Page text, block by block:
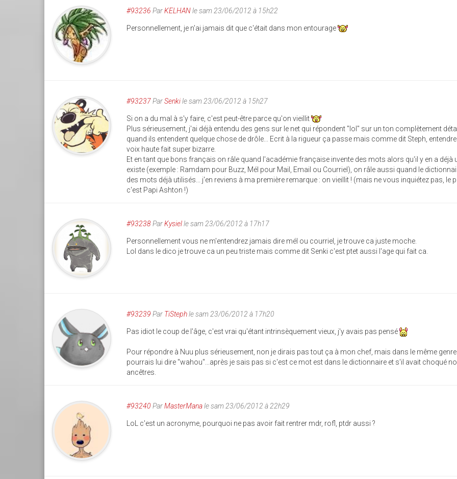
#93236 ParKELHANle sam 23/06/2012 à 15h22
Personnellement, je n'ai jamais dit que c'était dans mon entourage
#93237ParSenkile sam 23/06/2012 à 15h27
Si on a du mal à s'y faire, c'est peut-être parce qu'on vieillit
Plus sérieusement, j'ai déjà entendu des gens sur le net qui répondent "lol" sur un ton complètement
quand ils entendent quelque chose de drôle... Ecrit à la rigueur ça passe mais comme dit Steph,
voix haute fait super bizarre.
Et en tant que bons français on râle quand l'académie française invente des mots alors qu'il y en a déjà
existe (exemple : Ramdam pour Buzz, Mél pour Mail, Email ou Courriel), on râle aussi quand le
des mots déjà utilisés... j'en reviens à ma première remarque : on vieillit ! (mais ne vous inquiétez pas, le
c'est Papi Ashton !)
#93238ParKysielle sam 23/06/2012 à 17h17
Personnellement vous ne m'entendrez jamais dire mél ou courriel, je trouve ca juste moche.
Lol dans le dico je trouve ca un peu triste mais comme dit Senki c'est ptet aussi l'age qui fait ca.
#93239 Par TiStephle sam 23/06/2012 à 17h20
Pas idiot le coup de l'âge, c'est vrai qu'étant intrinsèquement vieux, j'y avais pas pensé
Pour répondre à Nuu plus sérieusement, non je dirais pas tout ça à mon chef, mais dans le même
pourrais lui dire "wahou"...après je sais pas si c'est ce mot est dans le dictionnaire et s'il avait choqué
ancêtres.
#93240 ParMasterManale sam 23/06/2012 à 22h29
LoL c'est un acronyme, pourquoi ne pas avoir fait rentrer mdr, rofl, ptdr aussi ?